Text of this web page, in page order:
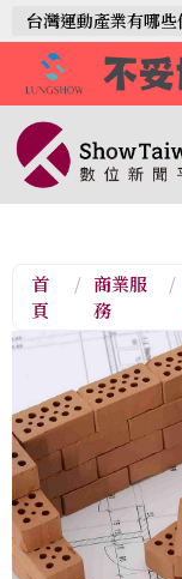
首
頁
/ 商業服
務
/